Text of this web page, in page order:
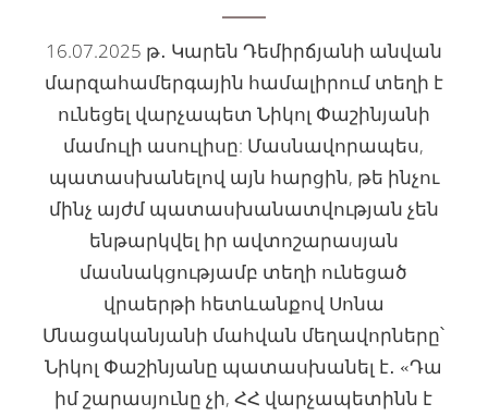
16.07.2025 թ․ Կարեն Դեմիրճյանի անվան
մարզահամերգային համալիրում տեղի է
ունեցել վարչապետ Նիկոլ Փաշինյանի
մամուլի ասուլիսը: Մասնավորապես,
պատասխանելով այն հարցին, թե ինչու
մինչ այժմ պատասխանատվության չեն
ենթարկվել իր ավտոշարասյան
մասնակցությամբ տեղի ունեցած
վրաերթի հետևանքով Սոնա
Մնացականյանի մահվան մեղավորները՝
Նիկոլ Փաշինյանը պատասխանել է․ «Դա
իմ շարասյունը չի, ՀՀ վարչապետինն է